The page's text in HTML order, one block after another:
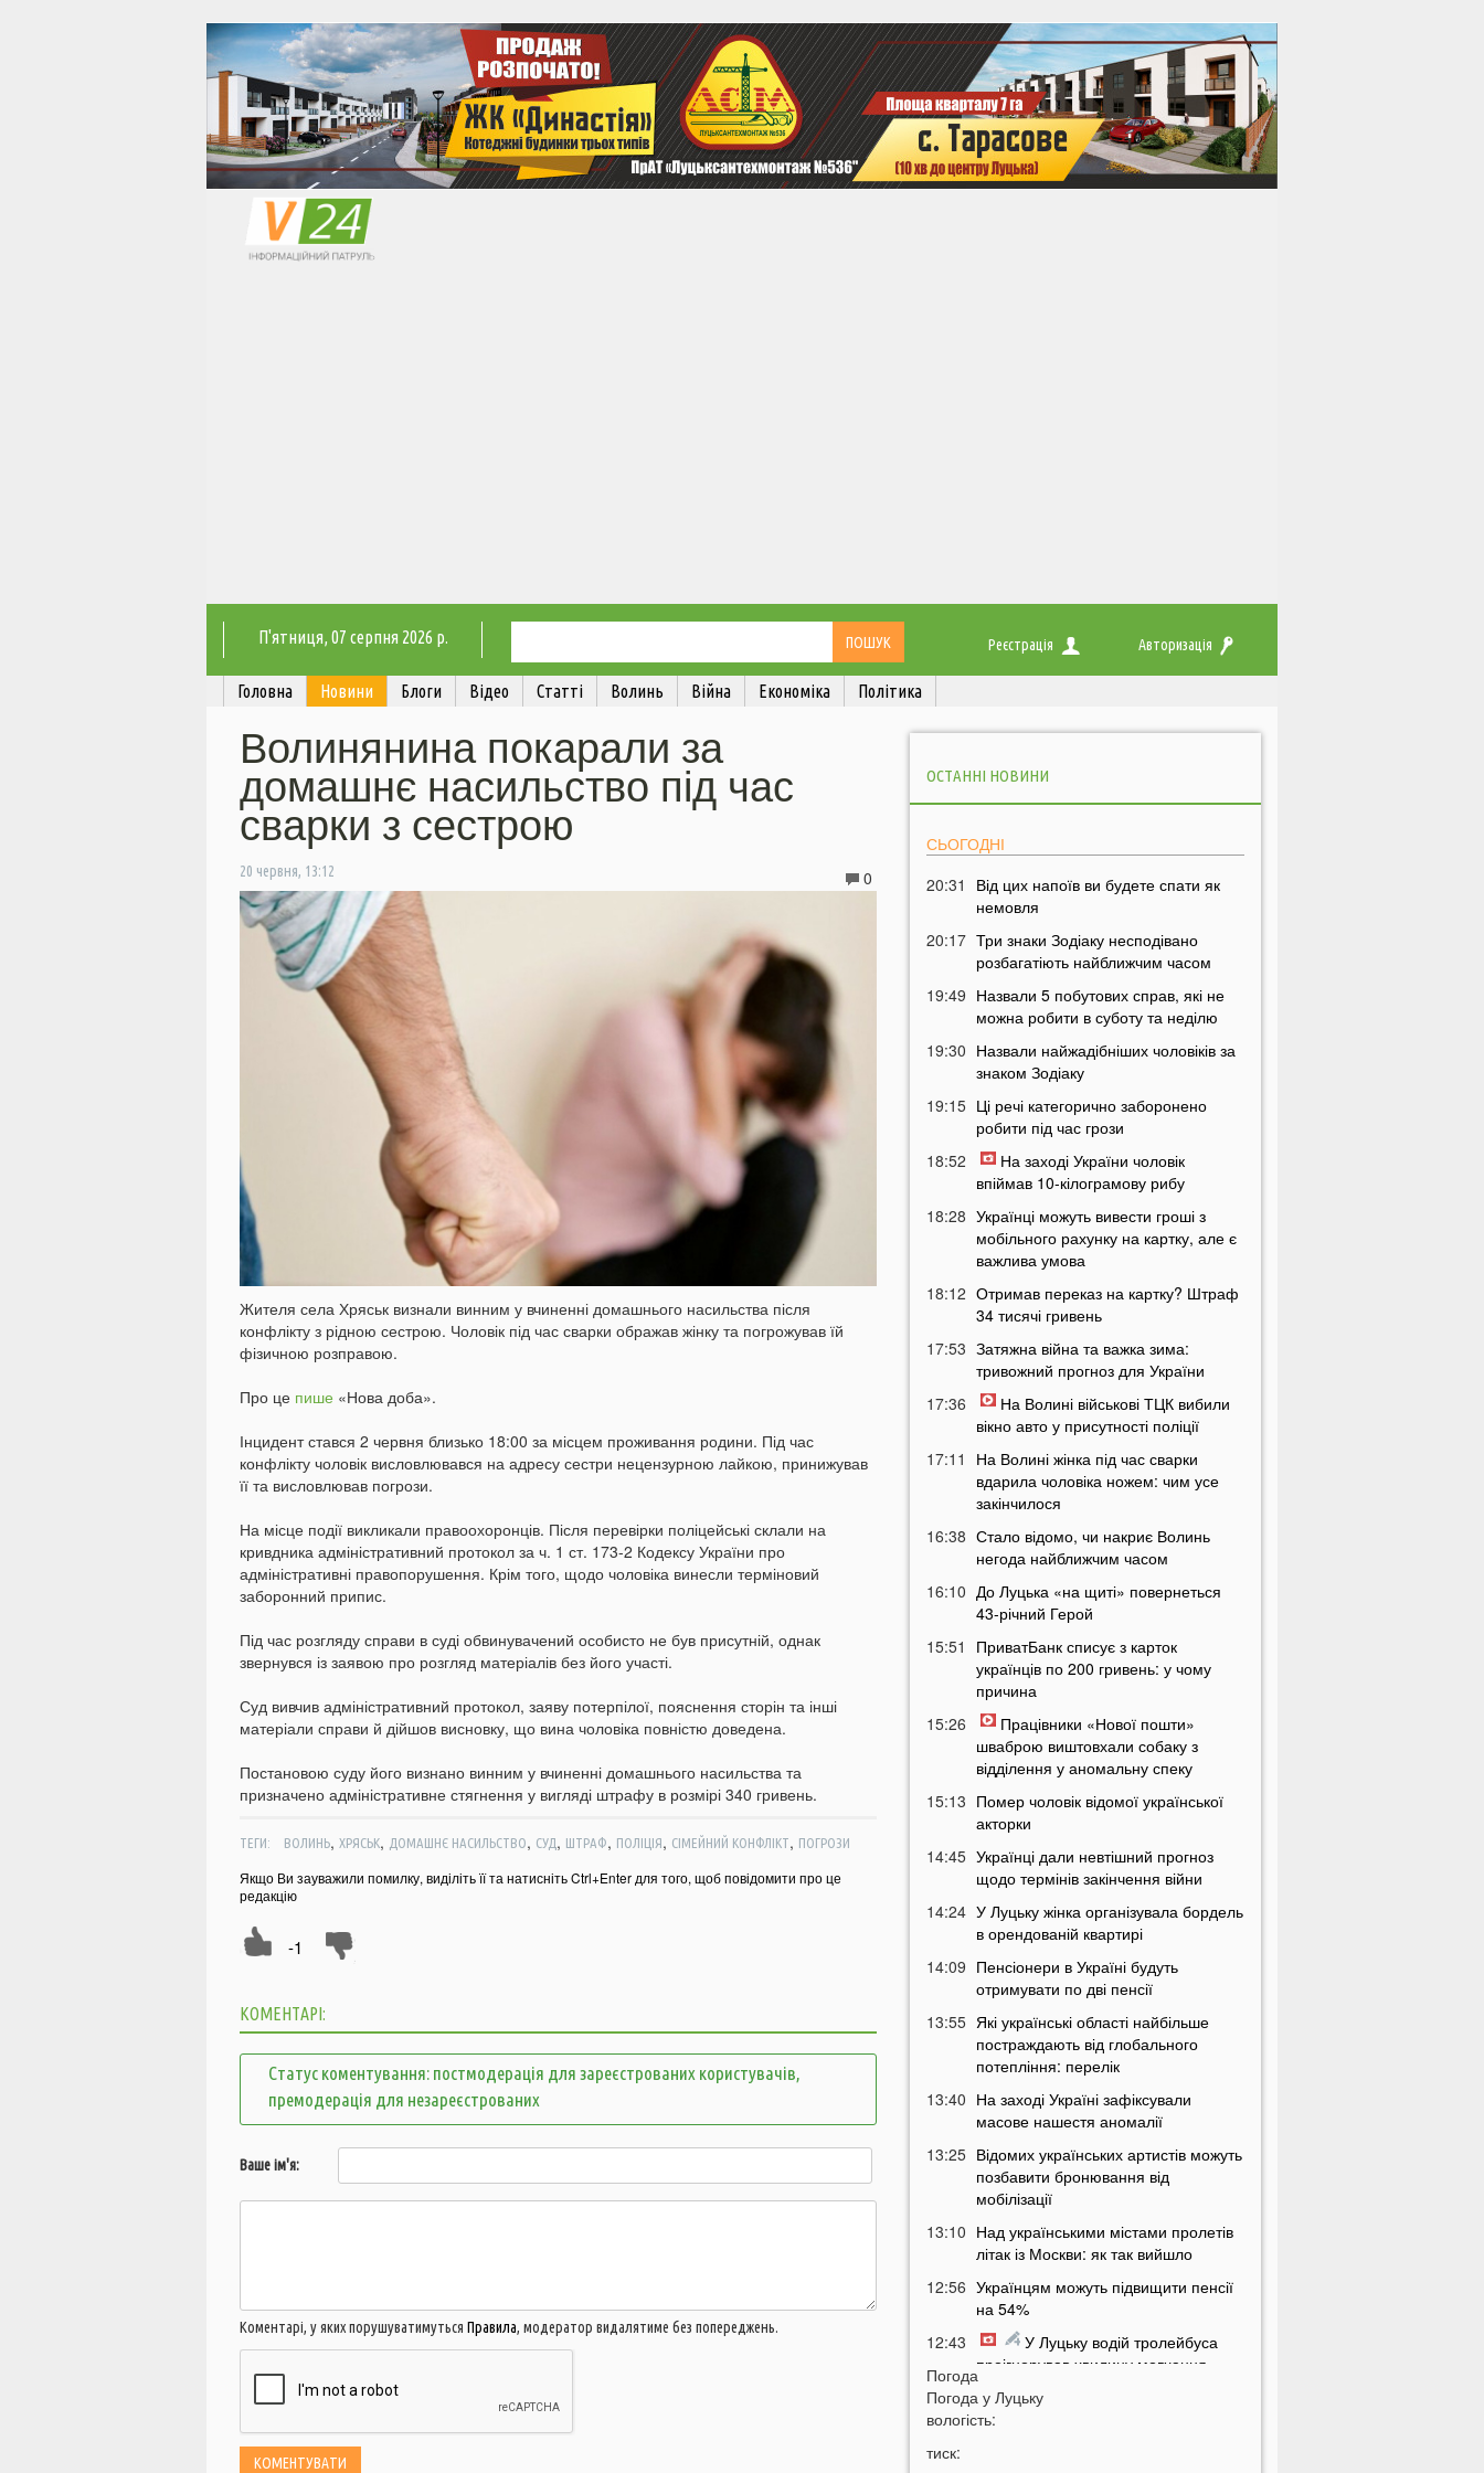
П'ятниця, 07 серпня 2026 р. Реєстрація Авторизація
Головна Новини Блоги Відео Статті Волинь Війна Економіка Політика
Волинянина покарали за
домашнє насильство під час
сварки з сестрою
20 червня, 13:12 0
Жителя села Хряськ визнали винним у вчиненні домашнього насильства після
конфлікту з рідною сестрою. Чоловік під час сварки ображав жінку та погрожував їй
фізичною розправою.
Про це пише «Нова доба».
Інцидент стався 2 червня близько 18:00 за місцем проживання родини. Під час
конфлікту чоловік висловлювався на адресу сестри нецензурною лайкою, принижував
її та висловлював погрози.
На місце події викликали правоохоронців. Після перевірки поліцейські склали на
кривдника адміністративний протокол за ч. 1 ст. 173-2 Кодексу України про
адміністративні правопорушення. Крім того, щодо чоловіка винесли терміновий
заборонний припис.
Під час розгляду справи в суді обвинувачений особисто не був присутній, однак
звернувся із заявою про розгляд матеріалів без його участі.
Суд вивчив адміністративний протокол, заяву потерпілої, пояснення сторін та інші
матеріали справи й дійшов висновку, що вина чоловіка повністю доведена.
Постановою суду його визнано винним у вчиненні домашнього насильства та
призначено адміністративне стягнення у вигляді штрафу в розмірі 340 гривень.
ТЕГИ: ВОЛИНЬ, ХРЯСЬК, ДОМАШНЄ НАСИЛЬСТВО, СУД, ШТРАФ, ПОЛІЦІЯ, СІМЕЙНИЙ КОНФЛІКТ, ПОГРОЗИ
Якщо Ви зауважили помилку, виділіть її та натисніть Ctrl+Enter для того, щоб повідомити про це
редакцію
-1
КОМЕНТАРІ:
Статус коментування: постмодерація для зареєстрованих користувачів,
премодерація для незареєстрованих
Ваше ім'я:
Коментарі, у яких порушуватимуться Правила, модератор видалятиме без попереджень.
ОСТАННІ НОВИНИ
СЬОГОДНІ
20:31
Від цих напоїв ви будете спати як
немовля
20:17 Три знаки Зодіаку несподівано
розбагатіють найближчим часом
19:49 Назвали 5 побутових справ, які не
можна робити в суботу та неділю
19:30 Назвали найжадібніших чоловіків за
знаком Зодіаку
19:15 Ці речі категорично заборонено
робити під час грози
18:52
На заході України чоловік
впіймав 10-кілограмову рибу
18:28 Українці можуть вивести гроші з
мобільного рахунку на картку, але є
важлива умова
18:12 Отримав переказ на картку? Штраф
34 тисячі гривень
17:53 Затяжна війна та важка зима:
тривожний прогноз для України
17:36
На Волині військові ТЦК вибили
вікно авто у присутності поліції
17:11
На Волині жінка під час сварки
вдарила чоловіка ножем: чим усе
закінчилося
16:38 Стало відомо, чи накриє Волинь
негода найближчим часом
16:10 До Луцька «на щиті» повернеться
43-річний Герой
15:51
ПриватБанк списує з карток
українців по 200 гривень: у чому
причина
15:26
Працівники «Нової пошти»
шваброю виштовхали собаку з
відділення у аномальну спеку
15:13 Помер чоловік відомої української
акторки
14:45 Українці дали невтішний прогноз
щодо термінів закінчення війни
14:24 У Луцьку жінка організувала бордель
в орендованій квартирі
14:09 Пенсіонери в Україні будуть
отримувати по дві пенсії
13:55 Які українські області найбільше
постраждають від глобального
потепління: перелік
13:40 На заході Україні зафіксували
масове нашестя аномалії
13:25 Відомих українських артистів можуть
позбавити бронювання від
мобілізації
13:10 Над українськими містами пролетів
літак із Москви: як так вийшло
12:56 Українцям можуть підвищити пенсії
на 54%
12:43
У Луцьку водій тролейбуса
проігнорував хвилину мовчання
12:26 На Волині від удару блискавки
загорілися дві споруди
12:07
Погода
Погода у Луцьку
вологість:
тиск: